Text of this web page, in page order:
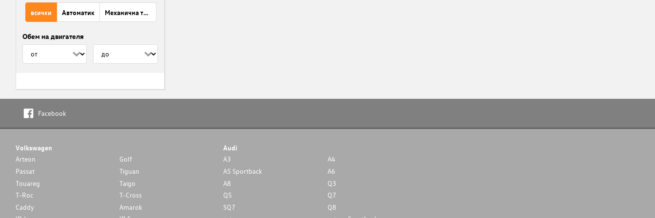
всички Автоматик Механична трансмисия
Обем на двигателя
Facebook
Volkswagen
Arteon
Golf
Passat
Tiguan
Touareg
Taigo
T-Roc
T-Cross
Caddy
Amarok
Audi
A3
A4
A5 Sportback
A6
A8
Q3
Q5
Q7
SQ7
Q8